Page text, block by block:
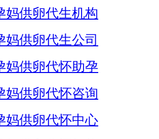
妈供卵代生机构
妈供卵代生公司
妈供卵代怀助孕
妈供卵代怀咨询
妈供卵代怀中心